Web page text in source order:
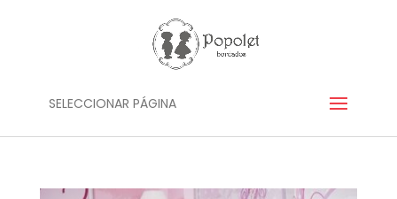
SELECCIONAR PÁGINA